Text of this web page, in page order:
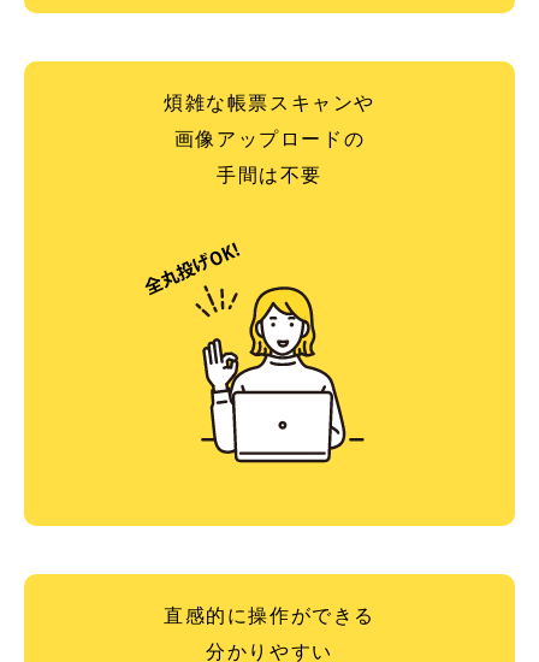
煩雑な帳票スキャンや
画像アップロードの
手間は不要
直感的に操作ができる
分かりやすい